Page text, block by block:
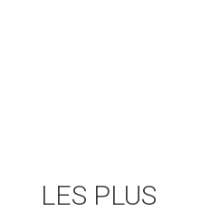
LES PLUS